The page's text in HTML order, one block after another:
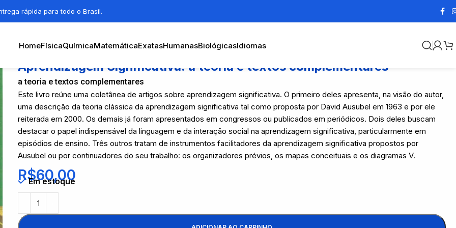
rápida para todo o Brasil.
HomeFísicaQuímicaMatemáticaExatasHumanasBiológicasIdiomas
Aprendizagem Significativa: a teoria e textos complementares
a teoria e textos complementares
Este livro reúne uma coletânea de artigos sobre aprendizagem significativa. O primeiro deles apresenta, na visão do autor,
uma descrição da teoria clássica da aprendizagem significativa tal como proposta por David Ausubel em 1963 e por ele
reiterada em 2000. Os demais já foram apresentados em congressos ou publicados em periódicos. Dois deles buscam
destacar o papel indispensável da linguagem e da interação social na aprendizagem significativa, particularmente em
episódios de ensino. Três outros tratam de instrumentos facilitadores da aprendizagem significativa propostos por
Ausubel ou por continuadores do seu trabalho: os organizadores prévios, os mapas conceituais e os diagramas V.
R$60,00
Em estoque